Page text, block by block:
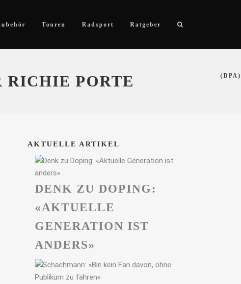
Touren Radsport Ratgeber
RICHIE PORTE (DPA)
AKTUELLE ARTIKEL
DENK ZU DOPING:
«AKTUELLE
GENERATION IST
ANDERS»